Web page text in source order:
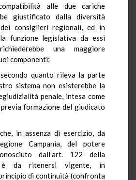
alle due cariche
giustificato dalla diversità
consiglieri regionali, ed in
funzione legislativa da essi
una maggiore
componenti;
quanto rileva la parte
sistema non esisterebbe la
penale, intesa come
formazione del giudicato
che, in assenza di esercizio, da
Campania, del potere
dall’art. 122 della
è da ritenersi vigente, in
di continuità (confronta